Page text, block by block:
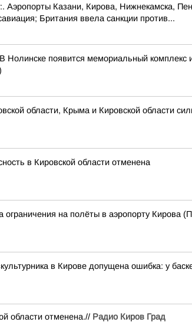
Аэропорты Казани, Кирова, Нижнекамска,
Британия ввела санкции против...
Нолинске появится мемориальный
области, Крыма и Кировской области
в Кировской области отменена
ограничения на полёты в аэропорту Кирова
в Кирове допущена ошибка: у
области отменена.// Радио Киров Град